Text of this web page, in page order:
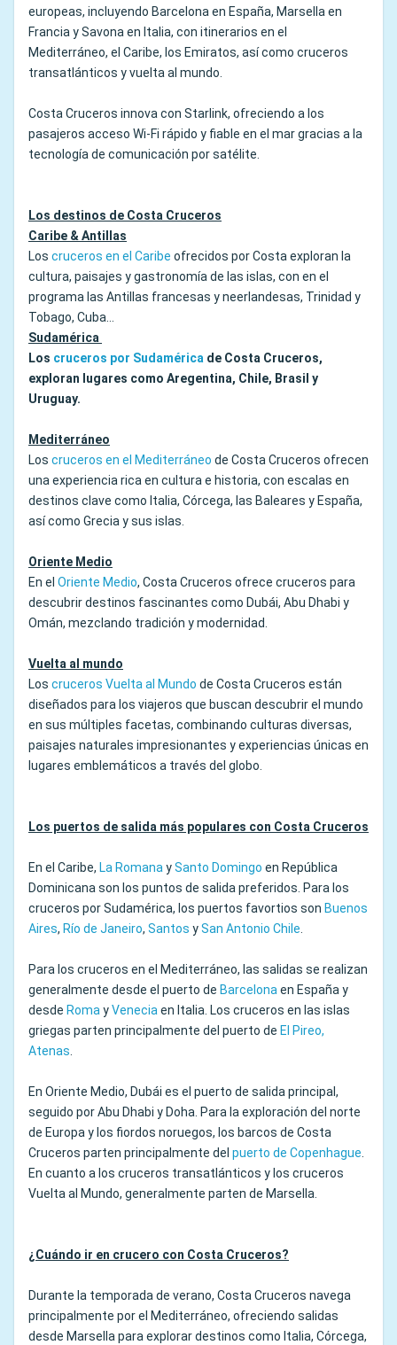
europeas, incluyendo Barcelona en España, Marsella en
Francia y Savona en Italia, con itinerarios en el
Mediterráneo, el Caribe, los Emiratos, así como cruceros
transatlánticos y vuelta al mundo.
Costa Cruceros innova con Starlink, ofreciendo a los
pasajeros acceso Wi-Fi rápido y fiable en el mar gracias a la
tecnología de comunicación por satélite.
Los destinos de Costa Cruceros
Caribe & Antillas
Los cruceros en el Caribe ofrecidos por Costa exploran la
cultura, paisajes y gastronomía de las islas, con en el
programa las Antillas francesas y neerlandesas, Trinidad y
Tobago, Cuba…
Sudamérica
Los cruceros por Sudamérica de Costa Cruceros,
exploran lugares como Aregentina, Chile, Brasil y
Uruguay.
Mediterráneo
Los cruceros en el Mediterráneo de Costa Cruceros ofrecen
una experiencia rica en cultura e historia, con escalas en
destinos clave como Italia, Córcega, las Baleares y España,
así como Grecia y sus islas.
Oriente Medio
En el Oriente Medio, Costa Cruceros ofrece cruceros para
descubrir destinos fascinantes como Dubái, Abu Dhabi y
Omán, mezclando tradición y modernidad.
Vuelta al mundo
Los cruceros Vuelta al Mundo de Costa Cruceros están
diseñados para los viajeros que buscan descubrir el mundo
en sus múltiples facetas, combinando culturas diversas,
paisajes naturales impresionantes y experiencias únicas en
lugares emblemáticos a través del globo.
Los puertos de salida más populares con Costa Cruceros
En el Caribe, La RomanaySanto Domingo en República
Dominicana son los puntos de salida preferidos. Para los
cruceros por Sudamérica, los puertos favortios son Buenos
Aires, Río de Janeiro, Santos ySan Antonio Chile.
Para los cruceros en el Mediterráneo, las salidas se realizan
generalmente desde el puerto de Barcelonaen España y
desde RomayVeneciaen Italia. Los cruceros en las islas
griegas parten principalmente del puerto de El Pireo,
Atenas.
En Oriente Medio, Dubái es el puerto de salida principal,
seguido por Abu Dhabi y Doha. Para la exploración del norte
de Europa y los fiordos noruegos, los barcos de Costa
Cruceros parten principalmente del puerto de Copenhague.
En cuanto a los cruceros transatlánticos y los cruceros
Vuelta al Mundo, generalmente parten de Marsella.
¿Cuándo ir en crucero con Costa Cruceros?
Durante la temporada de verano, Costa Cruceros navega
principalmente por el Mediterráneo, ofreciendo salidas
desde Marsella para explorar destinos como Italia, Córcega,